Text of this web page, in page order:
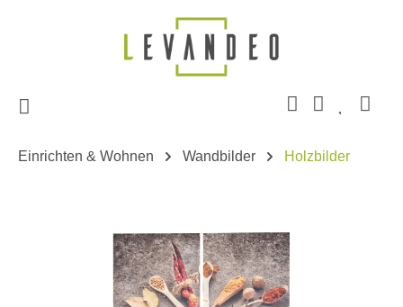
Zum Hauptinhalt springen
Einrichten & Wohnen Wandbilder Holzbilder